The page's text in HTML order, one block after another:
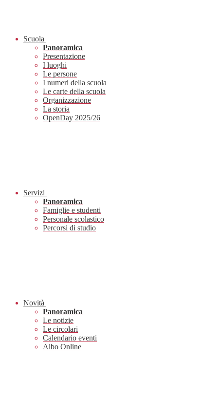
Scuola
Panoramica
Presentazione
I luoghi
Le persone
I numeri della scuola
Le carte della scuola
Organizzazione
La storia
OpenDay 2025/26
Servizi
Panoramica
Famiglie e studenti
Personale scolastico
Percorsi di studio
Novità
Panoramica
Le notizie
Le circolari
Calendario eventi
Albo Online